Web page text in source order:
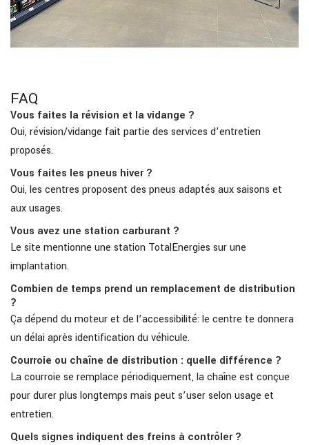
FAQ
Vous faites la révision et la vidange ?
Oui, révision/vidange fait partie des services d’entretien
proposés.
Vous faites les pneus hiver ?
Oui, les centres proposent des pneus adaptés aux saisons et
aux usages.
Vous avez une station carburant ?
Le site mentionne une station TotalEnergies sur une
implantation.
Combien de temps prend un remplacement de distribution
?
Ça dépend du moteur et de l’accessibilité: le centre te donnera
un délai après identification du véhicule.
Courroie ou chaîne de distribution : quelle différence ?
La courroie se remplace périodiquement, la chaîne est conçue
pour durer plus longtemps mais peut s’user selon usage et
entretien.
Quels signes indiquent des freins à contrôler ?